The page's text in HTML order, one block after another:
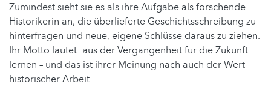
Zumindest sieht sie es als ihre Aufgabe als forschende
Historikerin an, die überlieferte Geschichtsschreibung zu
hinterfragen und neue, eigene Schlüsse daraus zu ziehen.
Ihr Motto lautet: aus der Vergangenheit für die Zukunft
lernen – und das ist ihrer Meinung nach auch der Wert
historischer Arbeit.